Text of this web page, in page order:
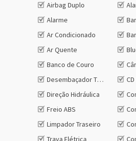
Airbag Duplo
Alarme
Ar Condicionado
Ar Quente
Banco de Couro
Desembaçador Traseiro
Direção Hidráulica
Freio ABS
Limpador Traseiro
Trava Elétrica